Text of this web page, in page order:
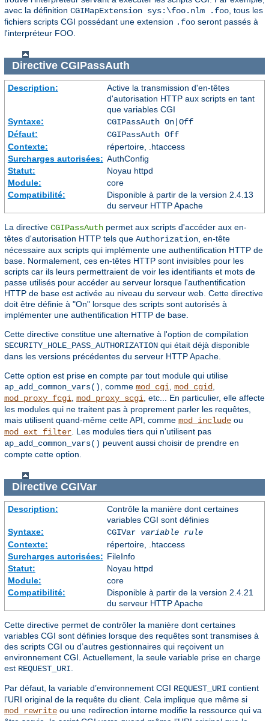
avec la définition CGIMapExtension sys:\foo.nlm .foo , tous les
fichiers scripts CGI possédant une extension .foo seront passés à
l'interpréteur FOO.
Directive CGIPassAuth
Description:
Active la transmission d'en-têtes
d'autorisation HTTP aux scripts en tant
que variables CGI
Syntaxe:
CGIPassAuth On|Off
Défaut:
CGIPassAuth Off
Contexte:
répertoire, .htaccess
Surcharges autorisées: AuthConfig
Statut:
Noyau httpd
Module:
core
Compatibilité:
Disponible à partir de la version 2.4.13
du serveur HTTP Apache
La directive CGIPassAuth permet aux scripts d'accéder aux en-
têtes d'autorisation HTTP tels que Authorization , en-tête
nécessaire aux scripts qui implémente une authentification HTTP de
base. Normalement, ces en-têtes HTTP sont invisibles pour les
scripts car ils leurs permettraient de voir les identifiants et mots de
passe utilisés pour accéder au serveur lorsque l'authentification
HTTP de base est activée au niveau du serveur web. Cette directive
doit être définie à "On" lorsque des scripts sont autorisés à
implémenter une authentification HTTP de base.
Cette directive constitue une alternative à l'option de compilation
SECURITY_HOLE_PASS_AUTHORIZATION qui était déjà disponible
dans les versions précédentes du serveur HTTP Apache.
Cette option est prise en compte par tout module qui utilise
ap_add_common_vars()
, comme mod_cgi mod_cgid
mod_proxy_fcgi mod_proxy_scgi , etc... En particulier, elle affecte
les modules qui ne traitent pas à proprement parler les requêtes,
mais utilisent quand-même cette API, comme mod_include ou
mod_ext_filter . Les modules tiers qui n'utilisent pas
ap_add_common_vars() peuvent aussi choisir de prendre en
compte cette option.
Directive CGIVar
Description:
Contrôle la manière dont certaines
variables CGI sont définies
Syntaxe:
CGIVar variable rule
Contexte:
répertoire, .htaccess
Surcharges autorisées: FileInfo
Statut:
Noyau httpd
Module:
core
Compatibilité:
Disponible à partir de la version 2.4.21
du serveur HTTP Apache
Cette directive permet de contrôler la manière dont certaines
variables CGI sont définies lorsque des requêtes sont transmises à
des scripts CGI ou d’autres gestionnaires qui reçoivent un
environnement CGI. Actuellement, la seule variable prise en charge
est REQUEST_URI
Par défaut, la variable d’environnement CGI REQUEST_URI contient
l’URI original de la requête du client. Cela implique que même si
mod_rewrite ou une redirection interne modifie la ressource qui va